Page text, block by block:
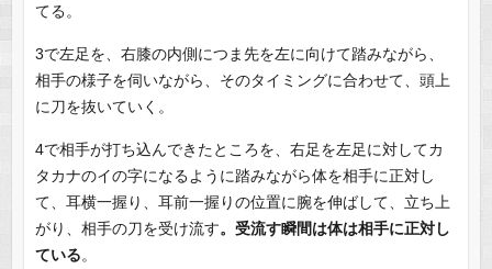
てる。
3で左足を、右膝の内側につま先を左に向けて踏みながら、
相手の様子を伺いながら、そのタイミングに合わせて、頭上
に刀を抜いていく。
4で相手が打ち込んできたところを、右足を左足に対してカ
タカナのイの字になるように踏みながら体を相手に正対し
て、耳横一握り、耳前一握りの位置に腕を伸ばして、立ち上
がり、相手の刀を受け流す。受流す瞬間は体は相手に正対し
ている。